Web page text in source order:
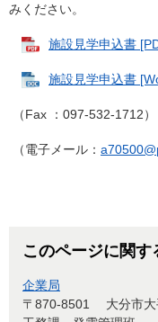
みください。
施設見学申込書
施設見学申込書
（Fax ：097-532-1712）
（電子メール：
このページに関
企業局
〒870-8501
大分市